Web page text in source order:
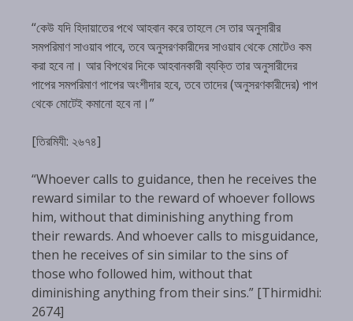
“কেউ যদি হিদায়াতের পথে আহবান করে তাহলে সে তার অনুসারীর
সমপরিমাণ সাওয়াব পাবে, তবে অনুসরণকারীদের সাওয়াব থেকে মোটেও কম
করা হবে না। আর বিপথের দিকে আহবানকারী ব্যক্তি তার অনুসারীদের
পাপের সমপরিমাণ পাপের অংশীদার হবে, তবে তাদের (অনুসরণকারীদের) পাপ
থেকে মোটেই কমানো হবে না।”
[তিরমিযী: ২৬৭৪]
“Whoever calls to guidance, then he receives the
reward similar to the reward of whoever follows
him, without that diminishing anything from
their rewards. And whoever calls to misguidance,
then he receives of sin similar to the sins of
those who followed him, without that
diminishing anything from their sins.” [Thirmidhi:
2674]